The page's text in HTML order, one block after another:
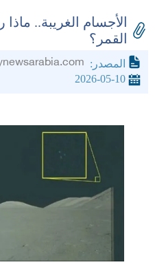
القمر؟
المصدر:
2026-05-10